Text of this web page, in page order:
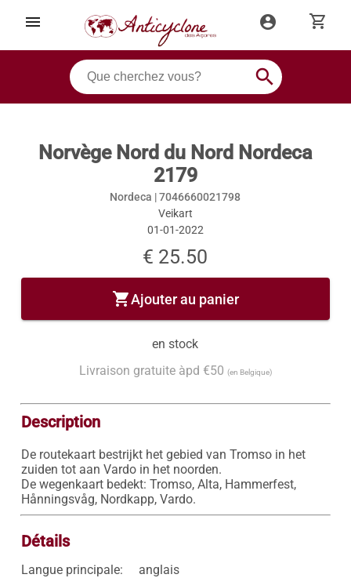
menu account_circle shopping_cart
search
Norvège Nord du Nord Nordeca
2179
Nordeca |7046660021798
Veikart
01-01-2022
€ 25.50
shopping_cartAjouter au panier
en stock
Livraison gratuite àpd €50 (en Belgique)
Description
De routekaart bestrijkt het gebied van Tromso in het
zuiden tot aan Vardo in het noorden.
De wegenkaart bedekt: Tromso, Alta, Hammerfest,
Hånningsvåg, Nordkapp, Vardo.
Détails
Langue principale: anglais